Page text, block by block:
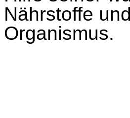
Nährstoffe
Organismus.